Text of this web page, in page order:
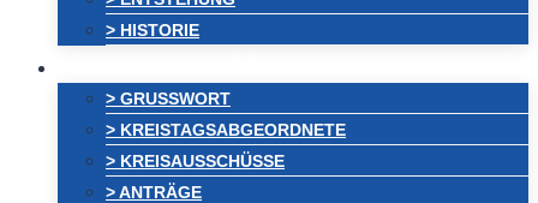
> HISTORIE
> GRUSSWORT
> KREISTAGSABGEORDNETE
> KREISAUSSCHÜSSE
> ANTRÄGE